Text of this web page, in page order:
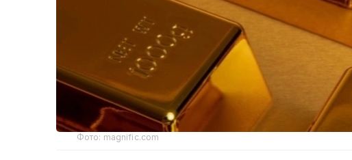
Фото: magnific.com